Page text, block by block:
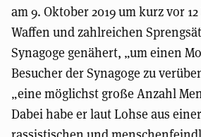
am 9. Oktober 2019 um kurz vor
Waffen und zahlreichen
Synagoge genähert, „um einen
Besucher der Synagoge zu
„eine möglichst große Anzahl
Dabei habe er laut Lohse aus